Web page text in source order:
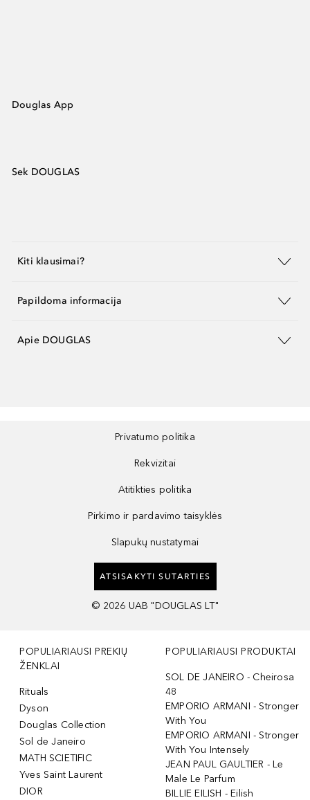
Douglas App
Sek DOUGLAS
Kiti klausimai?
Papildoma informacija
Apie DOUGLAS
Privatumo politika
Rekvizitai
Atitikties politika
Pirkimo ir pardavimo taisyklės
Slapukų nustatymai
ATSISAKYTI SUTARTIES
© 2026 UAB "DOUGLAS LT"
POPULIARIAUSI PREKIŲ
ŽENKLAI
Rituals
Dyson
Douglas Collection
Sol de Janeiro
MATH SCIETIFIC
Yves Saint Laurent
DIOR
POPULIARIAUSI PRODUKTAI
SOL DE JANEIRO - Cheirosa
48
EMPORIO ARMANI - Stronger
With You
EMPORIO ARMANI - Stronger
With You Intensely
JEAN PAUL GAULTIER - Le
Male Le Parfum
BILLIE EILISH - Eilish